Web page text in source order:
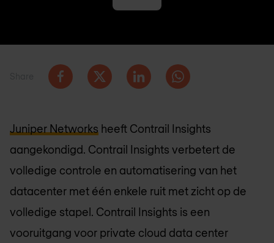
Juniper Networks heeft Contrail Insights
aangekondigd. Contrail Insights verbetert de
volledige controle en automatisering van het
datacenter met één enkele ruit met zicht op de
volledige stapel. Contrail Insights is een
vooruitgang voor private cloud data center